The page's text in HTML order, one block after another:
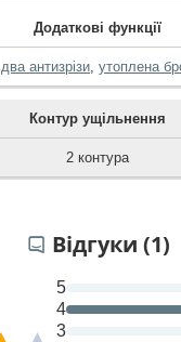
Додаткові функції
два антизрізи, утоплена
Контур ущільнення
2 контура
Відгуки (1)
5
4
3